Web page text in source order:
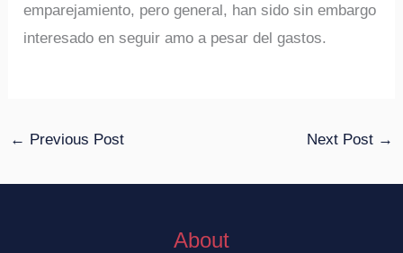
emparejamiento, pero general, han sido sin embargo
interesado en seguir amo a pesar del gastos.
← Previous Post Next Post →
About